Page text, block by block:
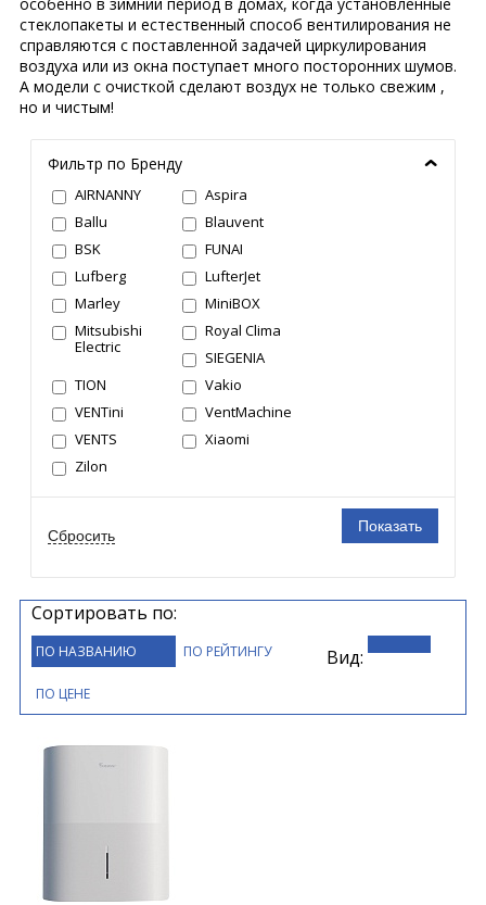
стеклопакеты и естественный способ вентилирования не
справляются с поставленной задачей циркулирования
воздуха или из окна поступает много посторонних шумов.
А модели с очисткой сделают воздух не только свежим ,
но и чистым!
Фильтр по Бренду
AIRNANNY
Aspira
Ballu
Blauvent
BSK
FUNAI
Lufberg
LufterJet
Marley
MiniBOX
Mitsubishi
Electric
Royal Clima
SIEGENIA
TION
Vakio
VENTini
VentMachine
VENTS
Xiaomi
Zilon
Сортировать по:
ПО НАЗВАНИЮ ПО РЕЙТИНГУ
ПО ЦЕНЕ
Вид: